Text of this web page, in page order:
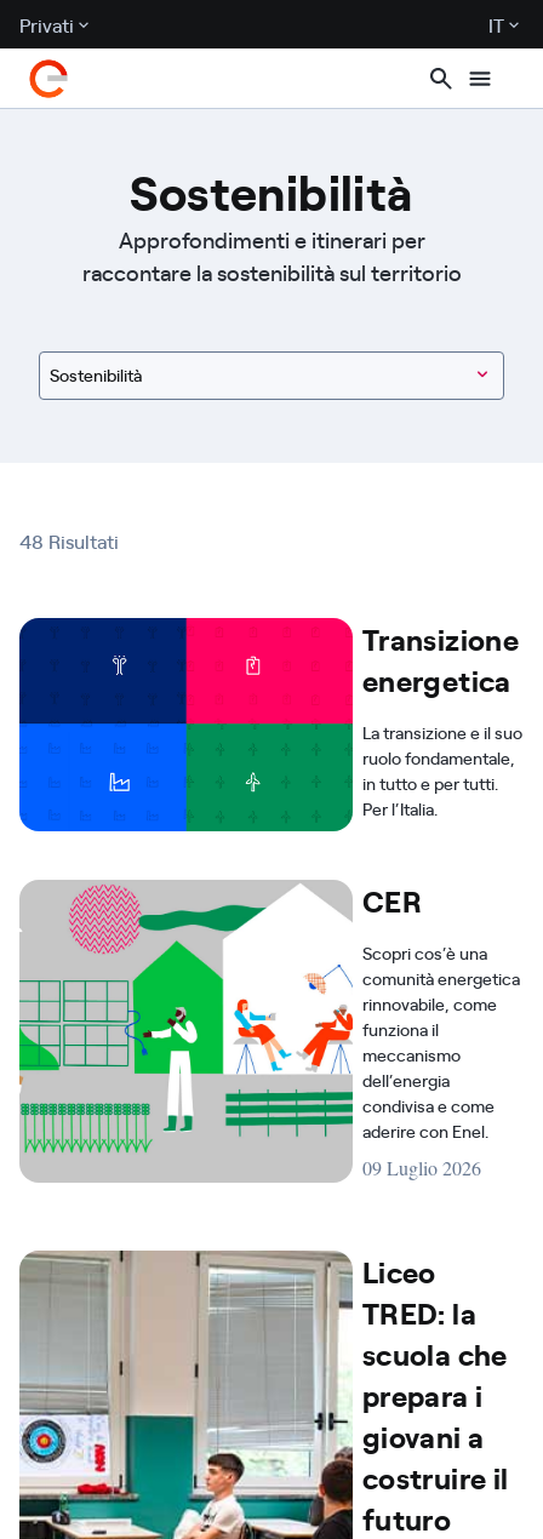
Privati IT
Sostenibilità
Approfondimenti e itinerari per
raccontare la sostenibilità sul territorio
Sostenibilità
48 Risultati
Transizione
energetica
La transizione e il suo
ruolo fondamentale,
in tutto e per tutti.
Per l’Italia.
CER
Scopri cos’è una
comunità energetica
rinnovabile, come
funziona il
meccanismo
dell’energia
condivisa e come
aderire con Enel.
09 Luglio 2026
Liceo
TRED: la
scuola che
prepara i
giovani a
costruire il
futuro